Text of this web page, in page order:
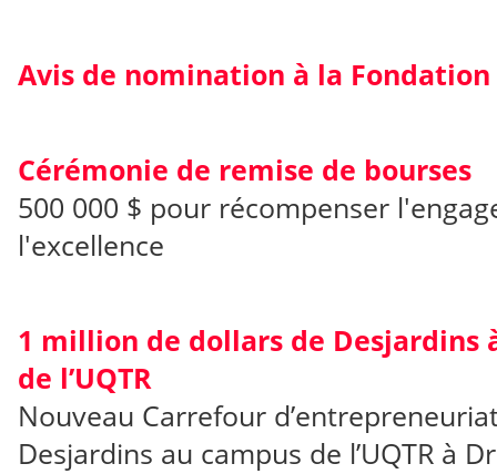
Avis de nomination à la Fondation
Cérémonie de remise de bourses
500 000 $ pour récompenser
l'excellence
1 million de dollars de Desjardins
de l’UQTR
Nouveau Carrefour
Desjardins au campus de l’UQTR à